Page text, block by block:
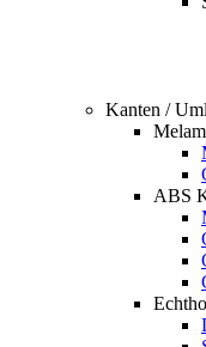
Kanten /
ABS